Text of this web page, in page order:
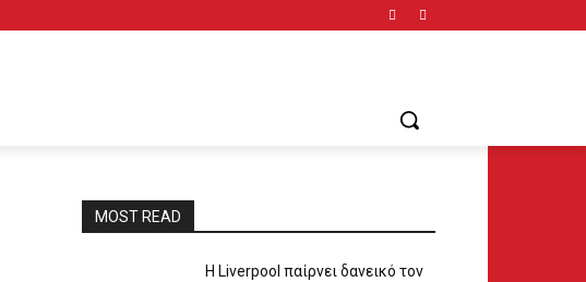
MOST READ
Η Liverpool παίρνει δανεικό τον